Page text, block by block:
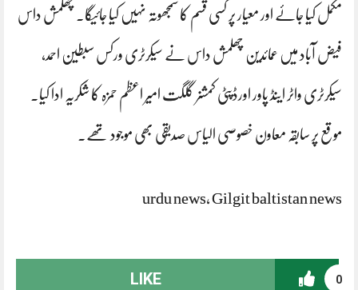
مکمل کیا جائے اور معیار پر کسی قسم کا سمجھوتہ نہیں کیا جائیگا۔ چھلمش داس
فیض آباد میں عمائدین چھلمش داس نے سیکرٹری ورکس سبطین احمد،
سیکرٹری واٹر اینڈ پاور اورڈپٹی کمشنر گلگت امیر اعظم حمزہ کا شکریہ ادا کیا۔
موقع پر سابقہ معاون خصوصی الیاس صدیقی بھی موجود تھے۔
urdu news, Gilgit baltistan news
0
LIKE